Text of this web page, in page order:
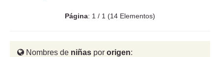
Página: 1 / 1 (14 Elementos)
Nombres de niñas por origen: